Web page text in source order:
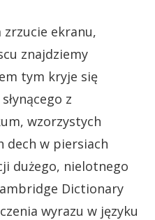
zrzucie ekranu,
znajdziemy
tym kryje się
z
wzorzystych
dech w piersiach
dużego, nielotnego
Dictionary
wyrazu w języku